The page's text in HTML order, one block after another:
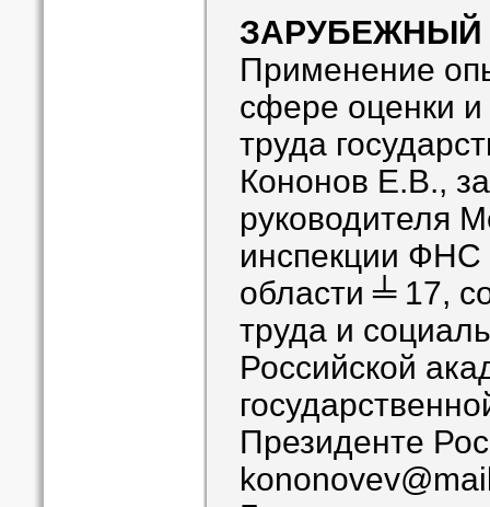
Применение
сфере оценки
труда
Кононов Е.В.,
руководителя
инспекции ФНС
области ╧ 17,
труда и
Российской
Президенте